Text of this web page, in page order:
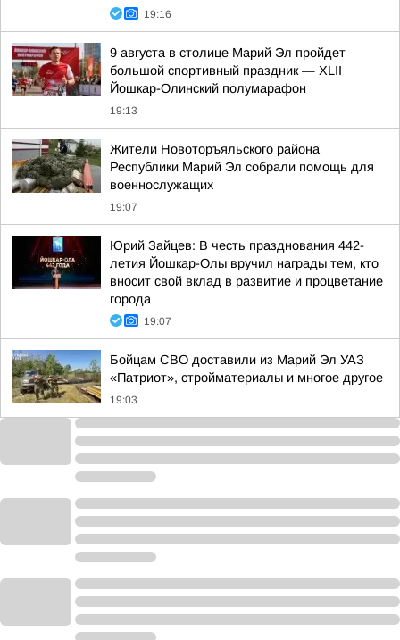
19:16
9 августа в столице Марий Эл пройдет
большой спортивный праздник — XLII
Йошкар-Олинский полумарафон
19:13
Жители Новоторъяльского района
Республики Марий Эл собрали помощь для
военнослужащих
19:07
Юрий Зайцев: В честь празднования 442-
летия Йошкар-Олы вручил награды тем, кто
вносит свой вклад в развитие и процветание
города
19:07
Бойцам СВО доставили из Марий Эл УАЗ
«Патриот», стройматериалы и многое другое
19:03